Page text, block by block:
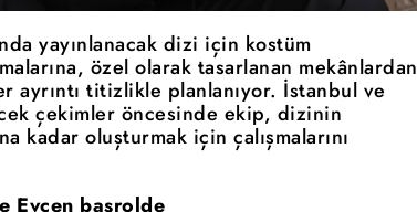
yayınlanacak dizi için kostüm
özel olarak tasarlanan mekânlardan
ayrıntı titizlikle planlanıyor. İstanbul ve
çekimler öncesinde ekip, dizinin
kadar oluşturmak için çalışmalarını
Evcen başrolde